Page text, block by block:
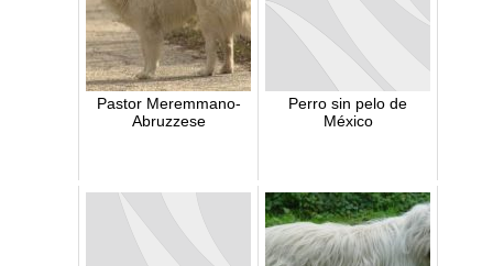
Pastor Meremmano-
Abruzzese
Perro sin pelo de
México